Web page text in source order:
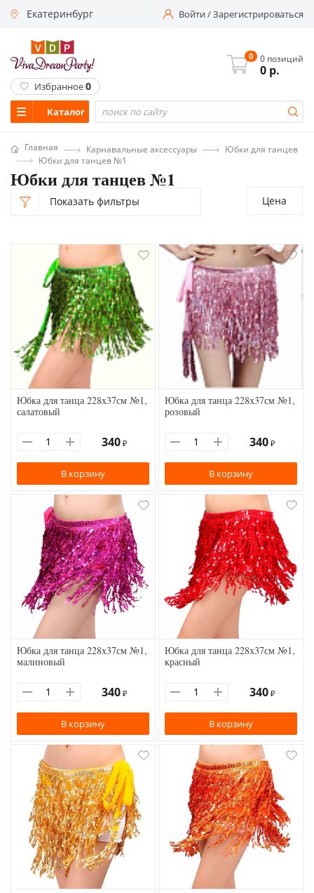
Екатеринбург Войти/Зарегистрироваться
Каталог
0 0 позиций
0 р.
Избранное0
Главная Карнавальные аксессуары
Юбки для танцев
Юбки для танцев №1
Юбки для танцев №1
Показать фильтры Цена
Юбка для танца 228х37см №1,
салатовый
340 ₽
В корзину
Юбка для танца 228х37см №1,
розовый
340 ₽
В корзину
Юбка для танца 228х37см №1,
малиновый
340 ₽
В корзину
Юбка для танца 228х37см №1,
красный
340 ₽
В корзину